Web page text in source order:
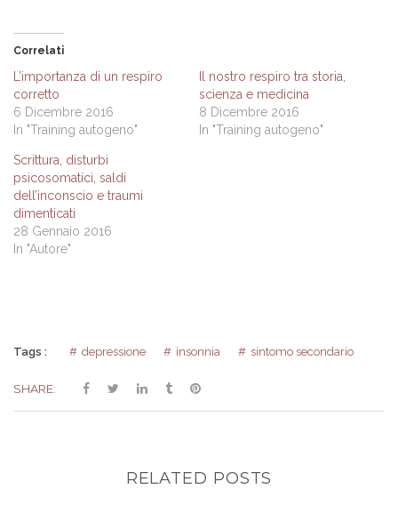
su
Twitter
apre
in
una
nuova
finestra)
in
una
finestra)
apre
in
Correlati
L’importanza di un respiro
corretto
6 Dicembre 2016
In "Training autogeno"
Il nostro respiro tra storia,
scienza e medicina
8 Dicembre 2016
In "Training autogeno"
Scrittura, disturbi
psicosomatici, saldi
dell’inconscio e traumi
dimenticati
28 Gennaio 2016
In "Autore"
Tags : depressione insonnia sintomo secondario
SHARE:
RELATED POSTS